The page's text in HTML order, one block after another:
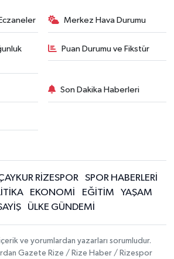
Merkez Hava Durumu
Puan Durumu ve Fikstür
Son Dakika Haberleri
RİZESPOR
SPOR HABERLERİ
EKONOMİ EĞİTİM
YAŞAM
ÜLKE GÜNDEMİ
ve yorumlardan yazarları sorumludur.
Gazete Rize / Rize Haber / Rizespor